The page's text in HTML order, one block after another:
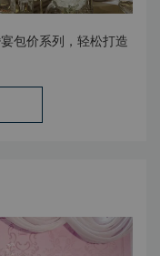
包价系列，轻松打造